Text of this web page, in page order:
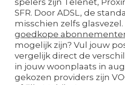
SFR. Door ADSL, de
misschien zelfs
goedkope
mogelijk zijn? Vul jouw
vergelijk direct de
in jouw woonplaats in
gekozen providers zijn